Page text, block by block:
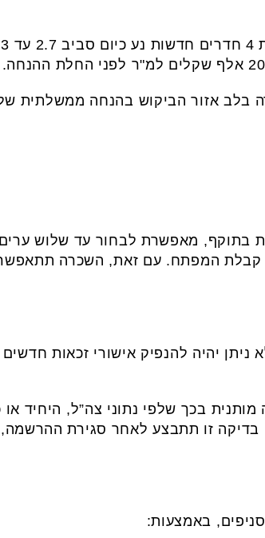
בתוקף, מאפשרת לבחור עד שלוש
קבלת המפתח. עם זאת, השכרה
ליום 7.6.26. לאחר מועד זה לא ניתן יהיה להנפיק אישורי
בכך שלפי נתוני צה”ל, היחיד או
בדיקה זו תתבצע לאחר סגירת
באמצעות: